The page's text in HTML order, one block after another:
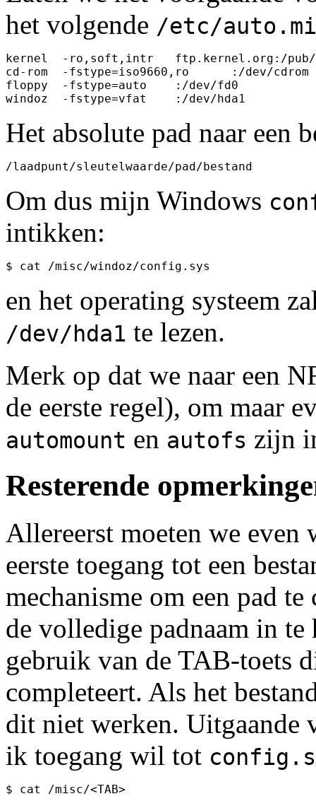
het volgende /etc/
kernel	-ro,soft,intr	ftp.kernel.org:/pub/linux
cd-rom	-fstype=iso9660,ro	:/dev/cdrom
floppy	-fstype=auto	:/dev/fd0
Het absolute pad naar een
Om dus mijn Windows
intikken:
en het operating systeem
/dev/hda1 te lezen.
Merk op dat we naar een
de eerste regel), om maar
automount en autofs zijn
Resterende
Allereerst moeten we
eerste toegang tot een
mechanisme om een pad
de volledige padnaam in
gebruik van de TAB-toets
completeert. Als het
dit niet werken. Uitgaande
ik toegang wil tot